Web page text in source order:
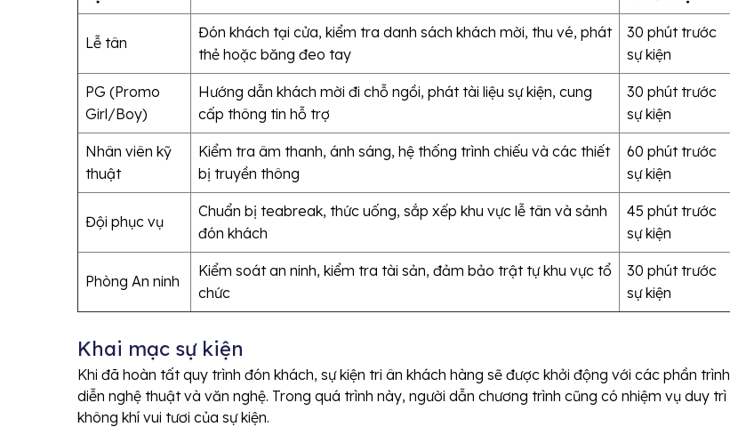
Lễ tân
Đón khách tại cửa, kiểm tra danh sách khách mời, thu vé, phát
thẻ hoặc băng đeo tay
30 phút trước
sự kiện
PG (Promo
Girl/Boy)
Hướng dẫn khách mời đi chỗ ngồi, phát tài liệu sự kiện, cung
cấp thông tin hỗ trợ
30 phút trước
sự kiện
Nhân viên kỹ
thuật
Kiểm tra âm thanh, ánh sáng, hệ thống trình chiếu và các thiết
bị truyền thông
60 phút trước
sự kiện
Đội phục vụ
Chuẩn bị teabreak, thức uống, sắp xếp khu vực lễ tân và sảnh
đón khách
45 phút trước
sự kiện
Phòng An ninh
Kiểm soát an ninh, kiểm tra tài sản, đảm bảo trật tự khu vực tổ
chức
30 phút trước
sự kiện
Khai mạc sự kiện
Khi đã hoàn tất quy trình đón khách, sự kiện tri ân khách hàng sẽ được khởi động với các phần trình
diễn nghệ thuật và văn nghệ. Trong quá trình này, người dẫn chương trình cũng có nhiệm vụ duy trì
không khí vui tươi của sự kiện.